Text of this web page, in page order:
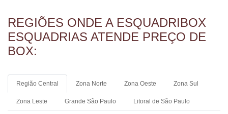
REGIÕES ONDE A ESQUADRIBOX
ESQUADRIAS ATENDE PREÇO DE
BOX:
Região Central Zona Norte Zona Oeste Zona Sul
Zona Leste Grande São Paulo Litoral de São Paulo